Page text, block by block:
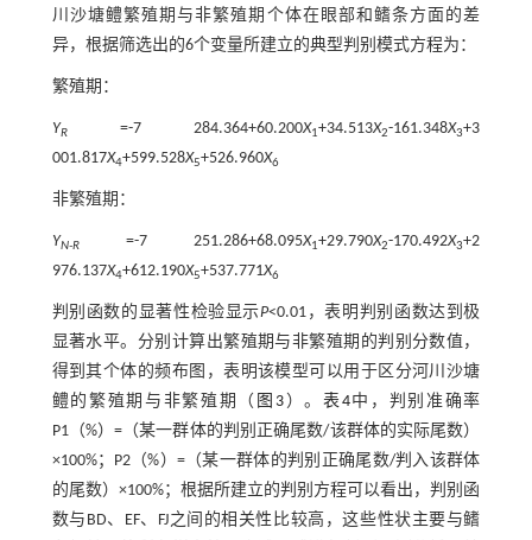
川沙塘鳢繁殖期与非繁殖期个体在眼部和鳍条方面的差
异，根据筛选出的6个变量所建立的典型判别模式方程为：
繁殖期：
YR=-7 284.364+60.200X1+34.513X2-161.348X3+3
001.817X4+599.528X5+526.960X6
非繁殖期：
YN-R=-7 251.286+68.095X1+29.790X2-170.492X3+2
976.137X4+612.190X5+537.771X6
判别函数的显著性检验显示P<0.01，表明判别函数达到极
显著水平。分别计算出繁殖期与非繁殖期的判别分数值，
得到其个体的频布图，表明该模型可以用于区分河川沙塘
鳢的繁殖期与非繁殖期（ 图3）。 表4中，判别准确率
P1（%）=（某一群体的判别正确尾数/该群体的实际尾数）
×100%；P2（%）=（某一群体的判别正确尾数/判入该群体
的尾数）×100%；根据所建立的判别方程可以看出，判别函
数与BD、EF、FJ之间的相关性比较高，这些性状主要与鳍